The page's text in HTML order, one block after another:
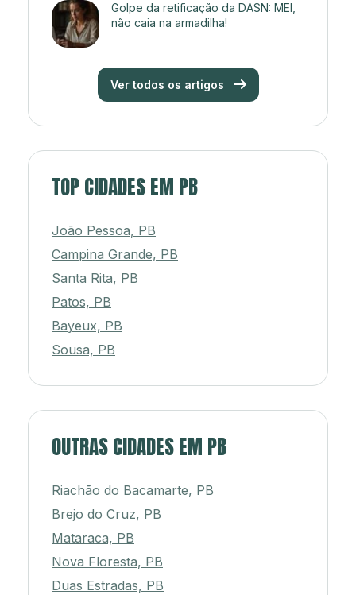
Golpe da retificação da DASN: MEI,
não caia na armadilha!
Ver todos os artigos
TOP CIDADES EM PB
João Pessoa, PB
Campina Grande, PB
Santa Rita, PB
Patos, PB
Bayeux, PB
Sousa, PB
OUTRAS CIDADES EM PB
Riachão do Bacamarte, PB
Brejo do Cruz, PB
Mataraca, PB
Nova Floresta, PB
Duas Estradas, PB